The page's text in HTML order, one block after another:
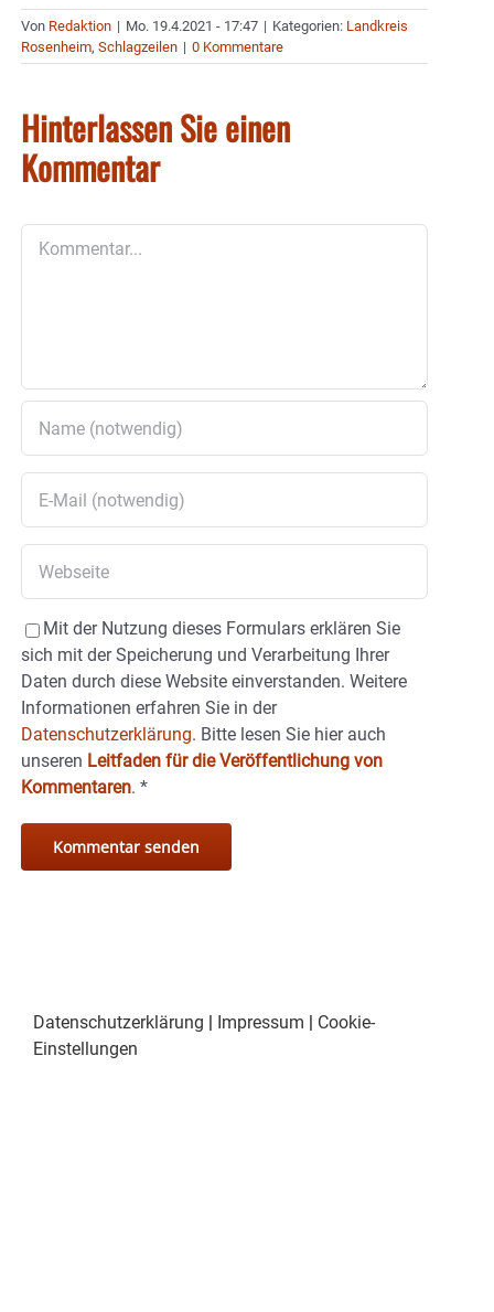
Von Redaktion | Mo. 19.4.2021 - 17:47 | Kategorien: Landkreis
Rosenheim, Schlagzeilen | 0 Kommentare
Hinterlassen Sie einen
Kommentar
Mit der Nutzung dieses Formulars erklären Sie
sich mit der Speicherung und Verarbeitung Ihrer
Daten durch diese Website einverstanden. Weitere
Informationen erfahren Sie in der
Datenschutzerklärung. Bitte lesen Sie hier auch
unseren Leitfaden für die Veröffentlichung von
Kommentaren. *
Datenschutzerklärung Impressum
Cookie-
Einstellungen